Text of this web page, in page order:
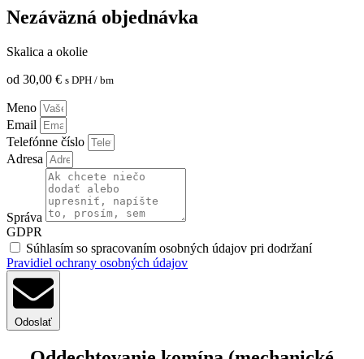
Nezáväzná objednávka
Skalica a okolie
od 30,00 € s DPH / bm
Meno
Email
Telefónne číslo
Adresa
Správa
GDPR
Súhlasím so spracovaním osobných údajov pri dodržaní
Pravidiel ochrany osobných údajov
Odoslať